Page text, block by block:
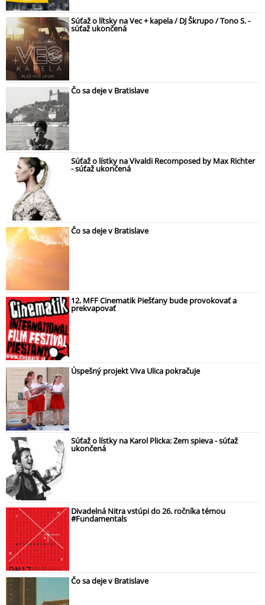
Súťaž o lítsky na Vec + kapela / DJ Škrupo / Tono S. -
súťaž ukončená
Čo sa deje v Bratislave
Súťaž o lístky na Vivaldi Recomposed by Max Richter
- súťaž ukončená
Čo sa deje v Bratislave
12. MFF Cinematik Piešťany bude provokovať a
prekvapovať
Úspešný projekt Viva Ulica pokračuje
Súťaž o lístky na Karol Plicka: Zem spieva - súťaž
ukončená
Divadelná Nitra vstúpi do 26. ročníka témou
#Fundamentals
Čo sa deje v Bratislave